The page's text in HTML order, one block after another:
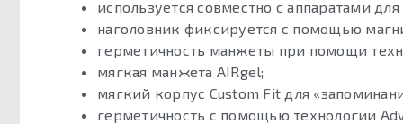
используется совместно с аппаратами
наголовник фиксируется с помощью
герметичность манжеты при помощи
мягкая манжета AIRgel;
мягкий корпус Custom Fit для
герметичность с помощью технологии